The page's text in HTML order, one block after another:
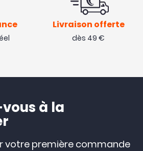
Livraison offerte
dès 49 €
à la
votre première commande